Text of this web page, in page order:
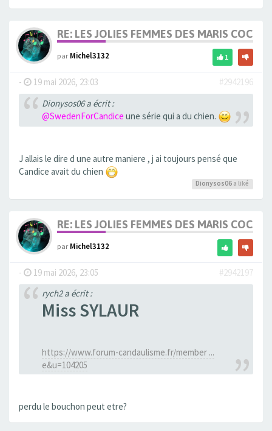
RE: LES JOLIES FEMMES DES MARIS COCUS
parMichel3132 1
- 19 mai 2026, 23:03
#2942196
Dionysos06 a écrit :
@SwedenForCandice une série qui a du chien.
J allais le dire d une autre maniere , j ai toujours pensé que
Candice avait du chien
Dionysos06 a liké
RE: LES JOLIES FEMMES DES MARIS COCUS
parMichel3132
- 19 mai 2026, 23:05
#2942197
rych2 a écrit :
Miss SYLAUR
https://www.forum-candaulisme.fr/member ...
e&u=104205
perdu le bouchon peut etre?